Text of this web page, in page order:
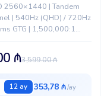
2560×1440 | Tandem
| 540Hz (QHD) / 720Hz
GTG | 1,500,000:1
3,599.00₼
₼
12 ay 353,78 ₼